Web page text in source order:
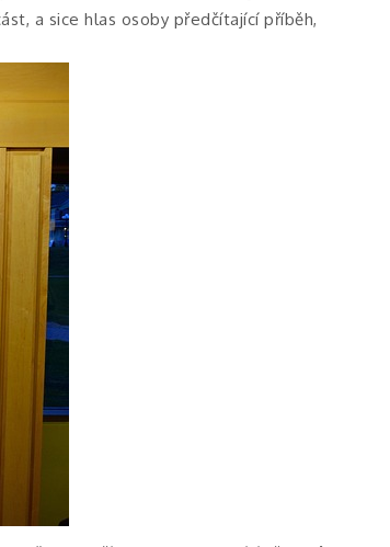
a sice hlas osoby předčítající příběh,